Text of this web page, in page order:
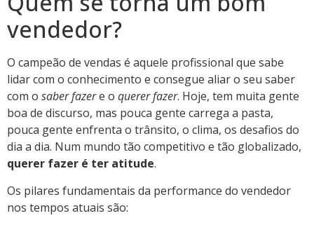
vendedor?
O campeão de vendas é aquele profissional que sabe
lidar com o conhecimento e consegue aliar o seu saber
com o saber fazere o querer fazer. Hoje, tem muita gente
boa de discurso, mas pouca gente carrega a pasta,
pouca gente enfrenta o trânsito, o clima, os desafios do
dia a dia. Num mundo tão competitivo e tão globalizado,
querer fazer é ter atitude.
Os pilares fundamentais da performance do vendedor
nos tempos atuais são: